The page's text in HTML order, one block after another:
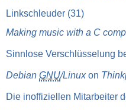
Linkschleuder (31)
Making music with a C
Sinnlose Verschlüsselung
Debian GNU/Linuxon
Die inoffiziellen Mitarbeiter